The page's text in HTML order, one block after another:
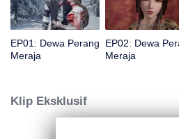
EP01: Dewa Perang
Meraja
EP02: Dewa
Meraja
Klip Eksklusif